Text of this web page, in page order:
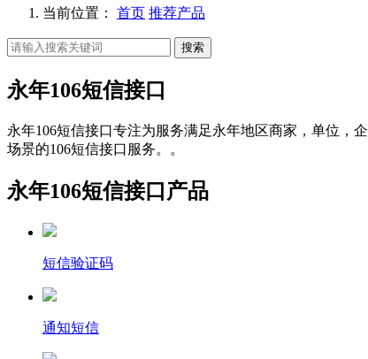
当前位置： 首页 推荐产品
搜索
永年106短信接口
永年106短信接口专注为服务满足永年地区商家，单位，
场景的106短信接口服务。。
永年106短信接口产品
短信验证码
通知短信